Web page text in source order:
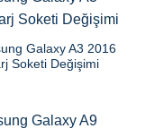
Galaxy A3 2016
Soketi Değişimi